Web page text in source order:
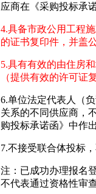
应商在《采购投标承
4.具备市政公用工程
的证书复印件 ，并盖
5.具有有效的由住房
（提供有效的许可证
6.单位法定代表人（
关系的不同供应商，
购投标承诺函》中作
7.不接受联合体投标
注：已成功办理报名
不代表通过资格性审查